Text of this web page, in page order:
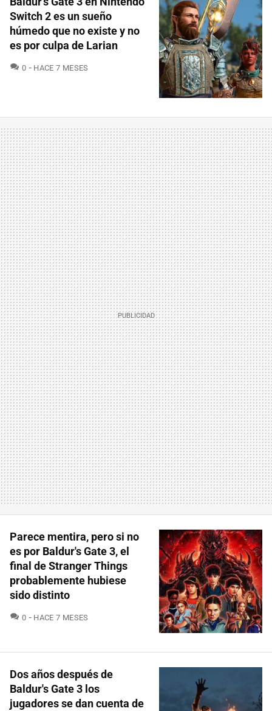
Switch 2 es un sueño
húmedo que no existe y no
es por culpa de Larian
0 COMENTARIOS
HACE 7 MESES
Parece mentira, pero si no
es por Baldur's Gate 3, el
final de Stranger Things
probablemente hubiese
sido distinto
0 COMENTARIOS
HACE 7 MESES
Dos años después de
Baldur's Gate 3 los
jugadores se dan cuenta de